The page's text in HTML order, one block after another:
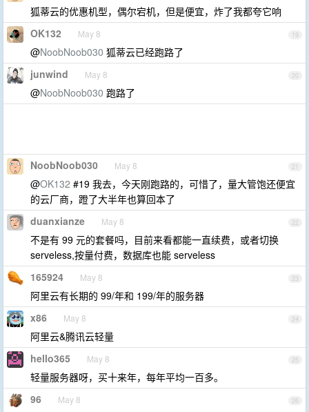
狐蒂云的优惠机型，偶尔宕机，但是便宜，炸了我都夸它响
19
OK132 May 8
@NoobNoob030 狐蒂云已经跑路了
20
junwind May 8
@NoobNoob030 跑路了
21
NoobNoob030 May 8
@OK132 #19 我去，今天刚跑路的，可惜了，量大管饱还便宜
的云厂商，蹬了大半年也算回本了
22
duanxianze May 8
不是有 99 元的套餐吗，目前来看都能一直续费，或者切换
serveless,按量付费，数据库也能 serveless
23
165924 May 8
阿里云有长期的 99/年和 199/年的服务器
24
x86 May 8
阿里云&腾讯云轻量
25
hello365 May 8
轻量服务器呀，买十来年，每年平均一百多。
26
96 May 8